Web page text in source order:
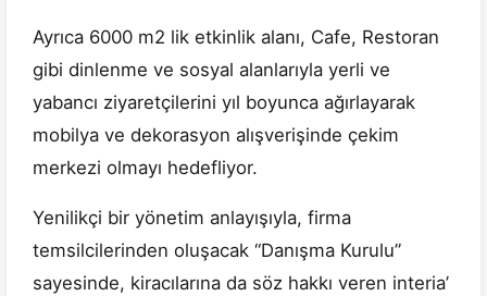
Ayrıca 6000 m2 lik etkinlik alanı, Cafe, Restoran
gibi dinlenme ve sosyal alanlarıyla yerli ve
yabancı ziyaretçilerini yıl boyunca ağırlayarak
mobilya ve dekorasyon alışverişinde çekim
merkezi olmayı hedefliyor.
Yenilikçi bir yönetim anlayışıyla, firma
temsilcilerinden oluşacak “Danışma Kurulu”
sayesinde, kiracılarına da söz hakkı veren interia’